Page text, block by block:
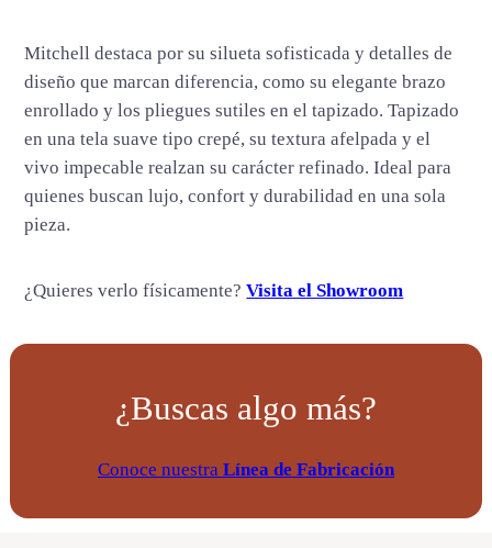
n
t
Mitchell destaca por su silueta sofisticada y detalles de
diseño que marcan diferencia, como su elegante brazo
enrollado y los pliegues sutiles en el tapizado. Tapizado
en una tela suave tipo crepé, su textura afelpada y el
vivo impecable realzan su carácter refinado. Ideal para
quienes buscan lujo, confort y durabilidad en una sola
pieza.
¿Quieres verlo físicamente?Visita el Showroom
¿Buscas algo más?
Conoce nuestra Línea de Fabricación